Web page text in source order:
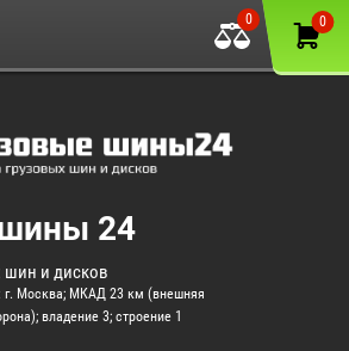
0
0
24
шин и дисков
г. Москва; МКАД 23 км (внешняя
владение 3; строение 1